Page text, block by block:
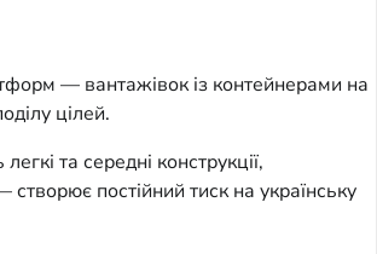
— вантажівок із контейнерами на
цілей.
та середні конструкції,
постійний тиск на українську